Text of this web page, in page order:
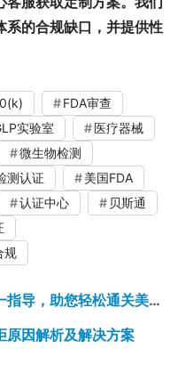
系的合规缺口，并提供性
FDA审查
实验室
医疗器械
微生物检测
测认证
美国FDA
认证中心
贝斯通
规
，助您轻松通关美国市场
原因解析及解决方案